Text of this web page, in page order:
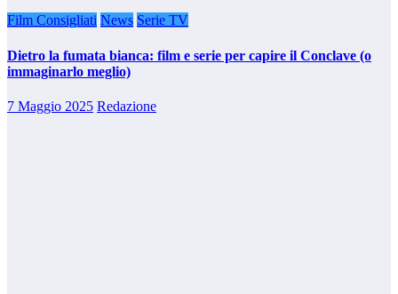
Film Consigliati News Serie TV
Dietro la fumata bianca: film e serie per capire il Conclave (o
immaginarlo meglio)
7 Maggio 2025 Redazione